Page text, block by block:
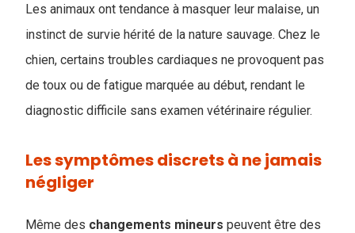
Les animaux ont tendance à masquer leur malaise, un
instinct de survie hérité de la nature sauvage. Chez le
chien, certains troubles cardiaques ne provoquent pas
de toux ou de fatigue marquée au début, rendant le
diagnostic difficile sans examen vétérinaire régulier.
Les symptômes discrets à ne jamais
négliger
Même des changements mineurs peuvent être des